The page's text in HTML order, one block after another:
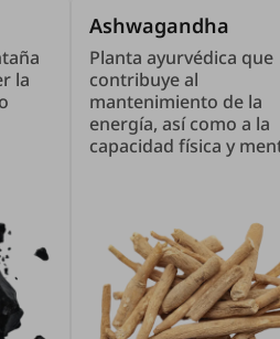
la
Ashwagandha
Planta ayurvédica que
contribuye al
mantenimiento de la
energía, así como a la
capacidad física y